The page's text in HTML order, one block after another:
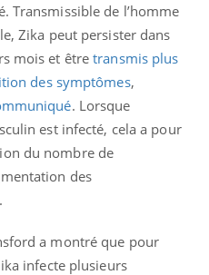
Transmissible de l’homme
Zika peut persister dans
mois et êtretransmis plus
des symptômes,
. Lorsque
est infecté, cela a pour
du nombre de
des
a montré que pour
infecte plusieurs